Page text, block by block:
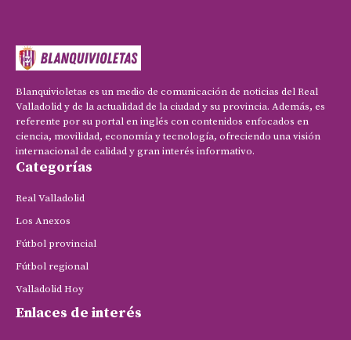
Blanquivioletas es un medio de comunicación de noticias del Real
Valladolid y de la actualidad de la ciudad y su provincia. Además, es
referente por su portal en inglés con contenidos enfocados en
ciencia, movilidad, economía y tecnología, ofreciendo una visión
internacional de calidad y gran interés informativo.
Categorías
Real Valladolid
Los Anexos
Fútbol provincial
Fútbol regional
Valladolid Hoy
Enlaces de interés